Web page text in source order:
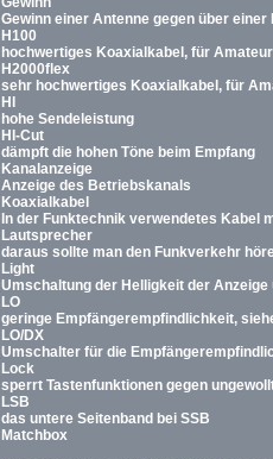
Gewinn einer Antenne gegen über
H100
hochwertiges Koaxialkabel, für
H2000flex
sehr hochwertiges Koaxialkabel, für
HI
hohe Sendeleistung
HI-Cut
dämpft die hohen Töne beim Empfang
Kanalanzeige
Anzeige des Betriebskanals
Koaxialkabel
In der Funktechnik verwendetes Kabel
Lautsprecher
daraus sollte man den Funkverkehr
Light
Umschaltung der Helligkeit der Anzeige
LO
geringe Empfängerempfindlichkeit,
LO/DX
Umschalter für die
Lock
sperrt Tastenfunktionen gegen
LSB
das untere Seitenband bei SSB
Matchbox